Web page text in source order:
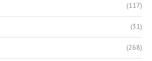
(117)
(31)
(268)